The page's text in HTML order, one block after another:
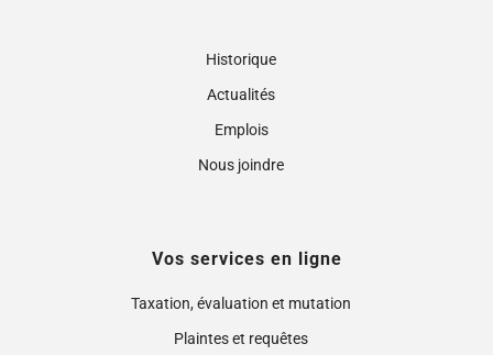
Historique
Actualités
Emplois
Nous joindre
Vos services en ligne
Taxation, évaluation et mutation
Plaintes et requêtes